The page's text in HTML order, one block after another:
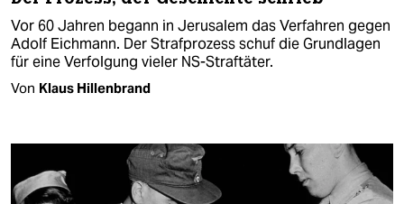
Vor 60 Jahren begann in Jerusalem das Verfahren gegen
Adolf Eichmann. Der Strafprozess schuf die Grundlagen
für eine Verfolgung vieler NS-Straftäter.
Von Klaus Hillenbrand